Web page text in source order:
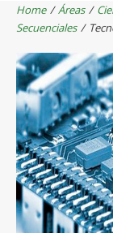
Home /Áreas /
Secuenciales /